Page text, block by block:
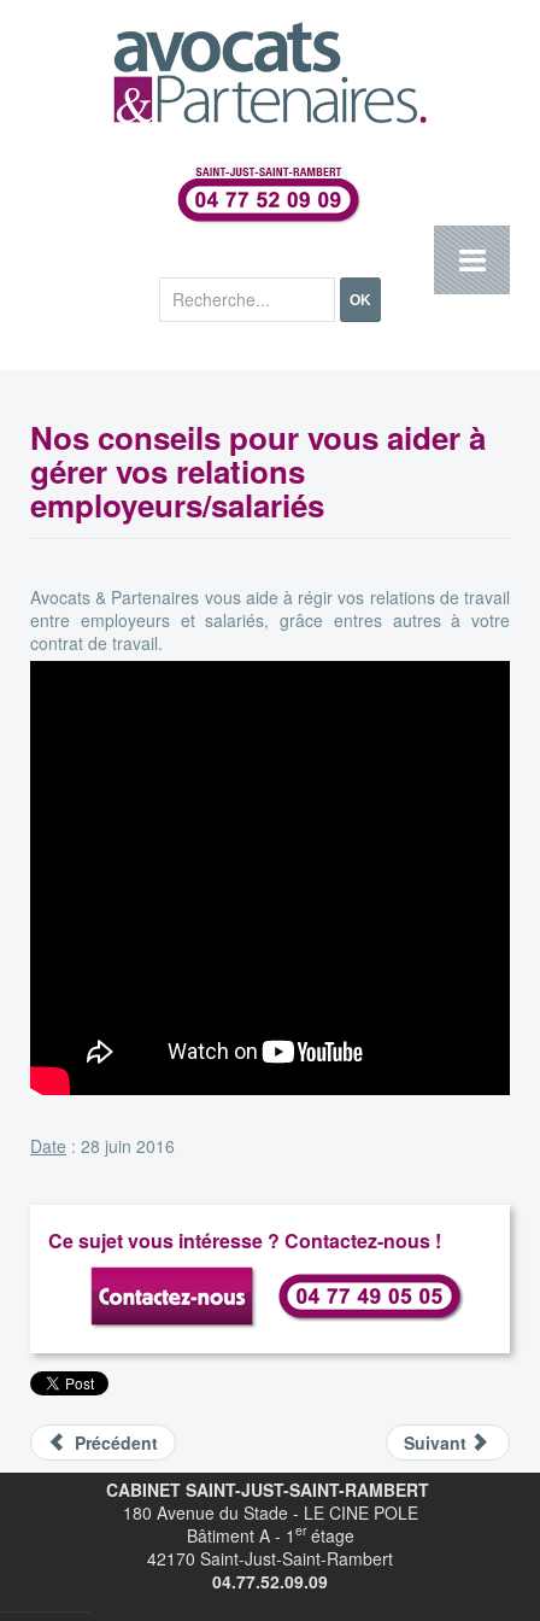
OK
Nos conseils pour vous aider à
gérer vos relations
employeurs/salariés
Avocats & Partenaires vous aide à régir vos relations de travail
entre employeurs et salariés, grâce entres autres à votre
contrat de travail.
Date : 28 juin 2016
Ce sujet vous intéresse ? Contactez-nous !
Précédent
Suivant
CABINET SAINT-JUST-SAINT-RAMBERT
180 Avenue du Stade - LE CINE POLE
Bâtiment A - 1 er étage
42170 Saint-Just-Saint-Rambert
04.77.52.09.09